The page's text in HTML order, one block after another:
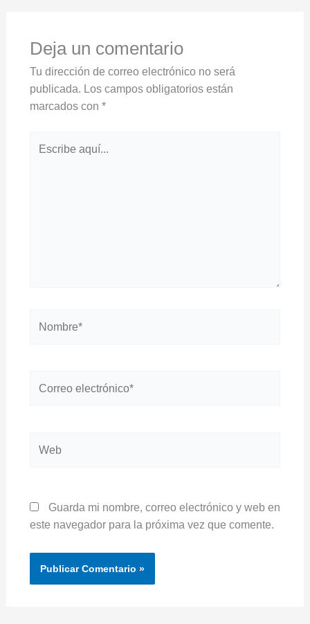
Deja un comentario
Tu dirección de correo electrónico no será
publicada. Los campos obligatorios están
marcados con *
aquí...
electrónico*
Guarda mi nombre, correo electrónico y web en
este navegador para la próxima vez que comente.